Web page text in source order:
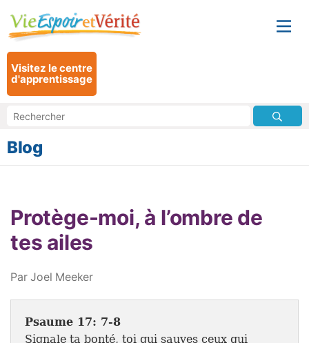
Visitez le centre
d'apprentissage
Blog
Protège-moi, à l’ombre de
tes ailes
Par Joel Meeker
Psaume 17: 7-8
Signale ta bonté, toi qui sauves ceux qui